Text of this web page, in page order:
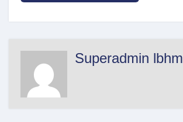
Superadmin lbhm